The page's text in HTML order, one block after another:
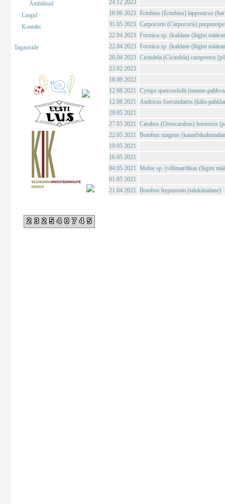
Ämblikud
Lingid
Kontakt
Tagasiside
232540745
24.12 2023
10.06 2023 Ectobius (Ectobius) lapponicus
31.05 2023 Carpocoris (Carpocoris)
22.04 2023 Formica sp. (kuklane (liigini
22.04 2023 Formica sp. (kuklane (liigini
20.04 2023 Cicindela (Cicindela) campestris
23.02 2023
18.09 2022
12.08 2021 Cynips quercusfolii (tamme-
12.08 2021 Andricus foecundatrix (käbi-
29.05 2021
27.05 2021 Carabus (Oreocarabus) hortensis
22.05 2021 Bombus magnus
19.05 2021
16.05 2021
04.05 2021 Meloe sp. (villimardikas (liigini
01.05 2021
21.04 2021 Bombus hypnorum (talukimalane)